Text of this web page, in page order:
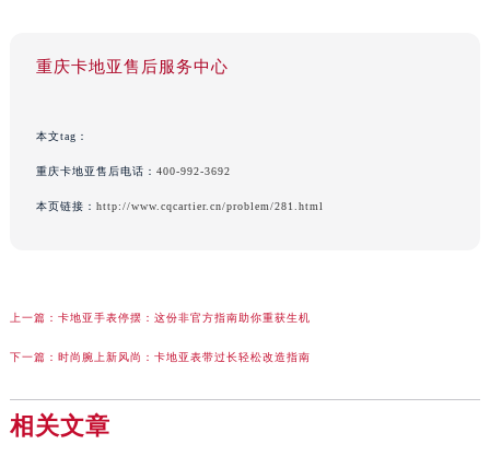
重庆卡地亚售后服务中心
本文tag：
重庆卡地亚售后电话： 400-992-3692
本页链接： http://www.cqcartier.cn/problem/281.html
上一篇： 卡地亚手表停摆：这份非官方指南助你重获生机
下一篇： 时尚腕上新风尚：卡地亚表带过长轻松改造指南
相关文章